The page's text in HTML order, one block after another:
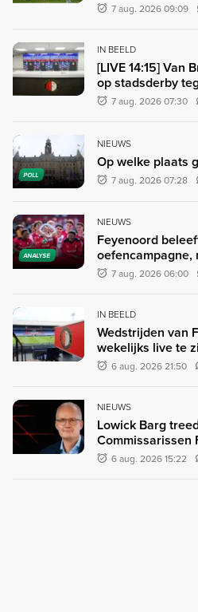
7 aug. 2026 09:09
IN BEELD
[LIVE 14:15] Van
op stadsderby
7 aug. 2026 07:30
POLL
NIEUWS
Op welke plaats
7 aug. 2026 07:28
ANALYSE
NIEUWS
Feyenoord
oefencampagne,
7 aug. 2026 06:00
IN BEELD
Wedstrijden van
wekelijks live te
6 aug. 2026 21:50
NIEUWS
Lowick Barg
Commissarissen
6 aug. 2026 15:22